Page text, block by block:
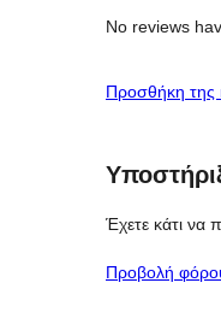
No reviews
Προσθήκη της
Έχετε κάτι να
Προβολή